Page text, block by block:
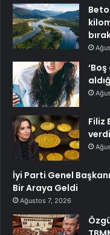
Filiz
İyi Parti Genel
Bir Araya Geldi
Ağustos 7, 2026